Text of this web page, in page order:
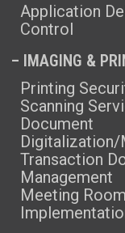
Application
Control
– IMAGING &
Printing
Scanning
Document
Digitalization/
Transaction
Management
Meeting